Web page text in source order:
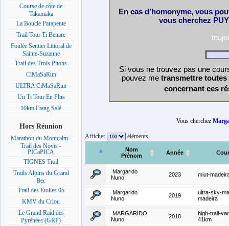
Course de côte de
Takamaka
La Boucle Parapente
Trail Tour Ti Benare
Foulée Sentier Littoral de
Sainte-Suzanne
Trail des Trois Pitons
CiMaSaRun
ULTRA CiMaSaRun
Un Ti Tour En Plus
10km Etang Salé
Hors Réunion
Marathon du Montcalm -
Trail des Novis -
PICaPICA
TIGNES Trail
Trails Alpins du Grand
Bec
Trail des Etoiles 05
KMV du Criou
Le Grand Raid des
Pyrénées (GRP)
En cas d'homonyme, vous
vous cherchez
Si vous ne trouvez pas une
pouvez me transmettre
concernant ces
Vous cherchez
Afficher éléments
Nom
Prénom
Année
Margarido
Nuno
2023 miut-
Margarido
Nuno
2019
ultra-sky-
madeira
MARGARIDO
Nuno
2018
high-trail-
41km